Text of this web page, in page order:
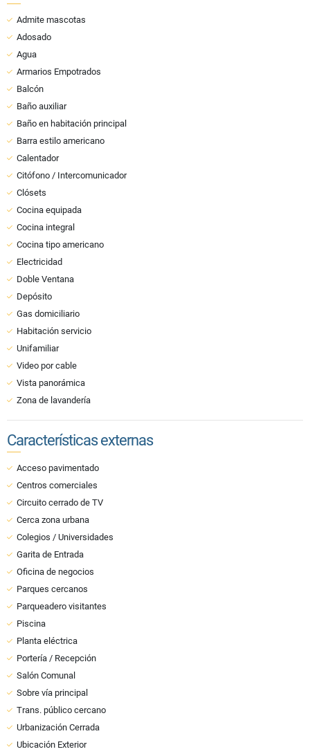
Admite mascotas
Adosado
Agua
Armarios Empotrados
Balcón
Baño auxiliar
Baño en habitación principal
Barra estilo americano
Calentador
Citófono / Intercomunicador
Clósets
Cocina equipada
Cocina integral
Cocina tipo americano
Electricidad
Doble Ventana
Depósito
Gas domiciliario
Habitación servicio
Unifamiliar
Video por cable
Vista panorámica
Zona de lavandería
Características externas
Acceso pavimentado
Centros comerciales
Circuito cerrado de TV
Cerca zona urbana
Colegios / Universidades
Garita de Entrada
Oficina de negocios
Parques cercanos
Parqueadero visitantes
Piscina
Planta eléctrica
Portería / Recepción
Salón Comunal
Sobre vía principal
Trans. público cercano
Urbanización Cerrada
Ubicación Exterior